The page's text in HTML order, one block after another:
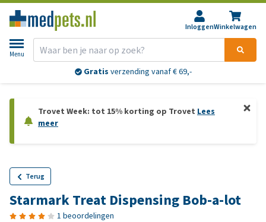
InloggenWinkelwagen
Menu
Gratis verzending vanaf € 69,-
Trovet Week: tot 15% korting op Trovet Lees
meer
Terug
Starmark Treat Dispensing Bob-a-lot
1 beoordelingen